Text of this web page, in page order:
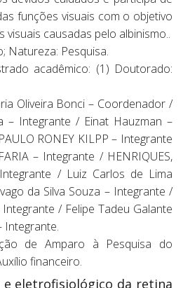
funções visuais com o objetivo
visuais causadas pelo albinismo..
Natureza: Pesquisa.
acadêmico: (1) Doutorado:
Oliveira Bonci – Coordenador /
– Integrante / Einat Hauzman –
RONEY KILPP – Integrante
– Integrante / HENRIQUES,
/ Luiz Carlos de Lima
da Silva Souza – Integrante /
/ Felipe Tadeu Galante
Integrante.
de Amparo à Pesquisa do
financeiro.
eletrofisiológico da retina